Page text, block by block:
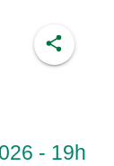
- 19h